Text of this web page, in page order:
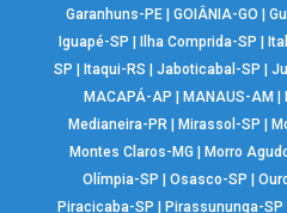
Garanhuns-PE |GOIÂNIA-GO |
Iguapé-SP
Ilha Comprida-SP
SP
Itaqui-RS |Jaboticabal-SP |
MACAPÁ-AP
MANAUS-AM
Medianeira-PR
Mirassol-SP
Montes Claros-MG
Morro
Olímpia-SP
|Osasco-SP |
Piracicaba-SP
Pirassununga-SP